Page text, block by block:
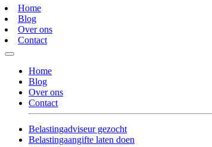
Home
Blog
Over ons
Contact
Home
Blog
Over ons
Contact
Belastingadviseur gezocht
Belastingaangifte laten doen